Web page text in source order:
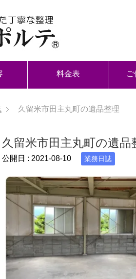
料金表
久留米市田主丸町の遺品整理
久留米市田主丸町の遺品
公開日 : 2021-08-10 業務日誌